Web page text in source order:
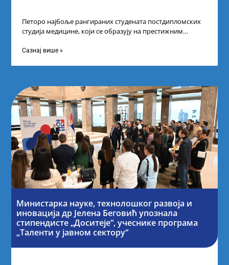
Петоро најбоље рангираних студената постдипломских
студија медицине, који се образују на престижним
стипендије од
Сазнај више »
Министарка науке, технолошког развоја и
иновација др Јелена Беговић упознала
стипендисте „Доситеје“, учеснике програма
„Таленти у јавном сектору“